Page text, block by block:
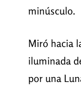
minúsculo.
Miró hacia
iluminada
por una